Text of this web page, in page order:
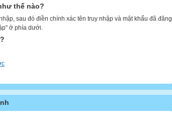
thế nào?
sau đó điền chính xác tên truy nhập và mật khẩu đã đăng
ở phía dưới.